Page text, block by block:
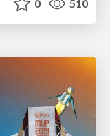
0 510